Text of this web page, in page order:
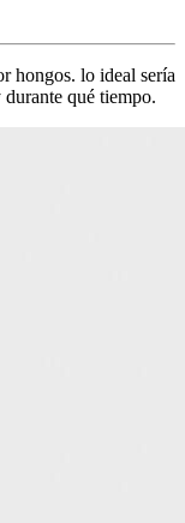
hongos. lo ideal sería
qué tiempo.